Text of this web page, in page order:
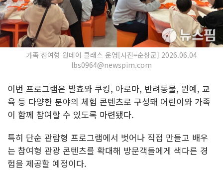
가족 참여형 원데이 클래스 운영[사진=순창군] 2026.06.04
lbs0964@newspim.com
이번 프로그램은 발효와 쿠킹, 아로마, 반려동물, 원예, 교
육 등 다양한 분야의 체험 콘텐츠로 구성돼 어린이와 가족
이 함께 참여할 수 있도록 마련됐다.
특히 단순 관람형 프로그램에서 벗어나 직접 만들고 배우
는 참여형 관광 콘텐츠를 확대해 방문객들에게 색다른 경
험을 제공할 예정이다.